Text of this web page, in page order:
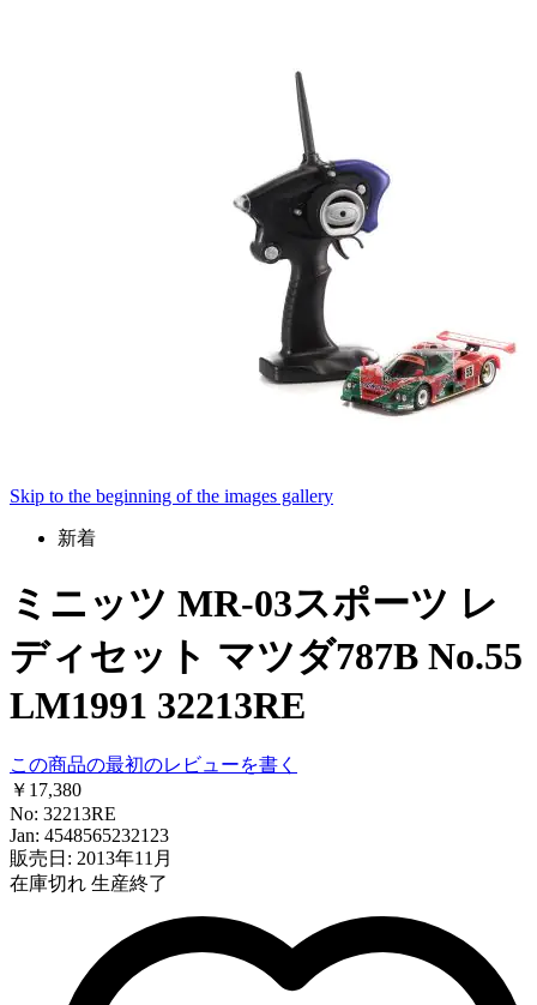
Skip to the beginning of the images gallery
新着
ミニッツ MR-03スポーツ レ
ディセット マツダ787B No.55
LM1991 32213RE
この商品の最初のレビューを書く
￥17,380
No: 32213RE
Jan: 4548565232123
販売日: 2013年11月
在庫切れ 生産終了